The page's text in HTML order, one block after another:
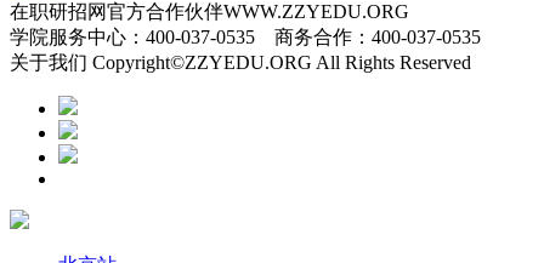
在职研招网官方合作伙伴WWW.ZZYEDU.ORG
学院服务中心：400-037-0535 商务合作：400-037-0535
关于我们 Copyright©ZZYEDU.ORG All Rights Reserved